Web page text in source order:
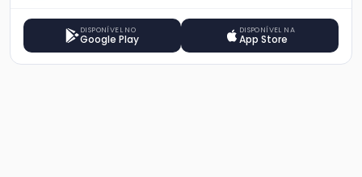
DISPONÍVEL NO
Google Play
DISPONÍVEL NA
App Store